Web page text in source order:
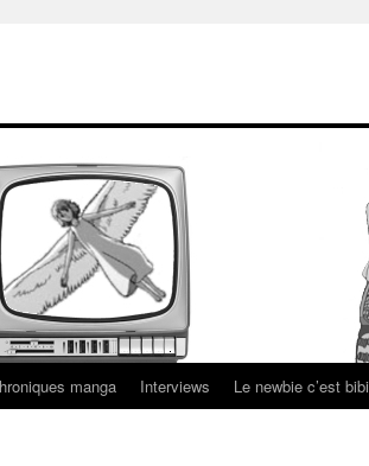
manga Interviews Le newbie c’est bibi